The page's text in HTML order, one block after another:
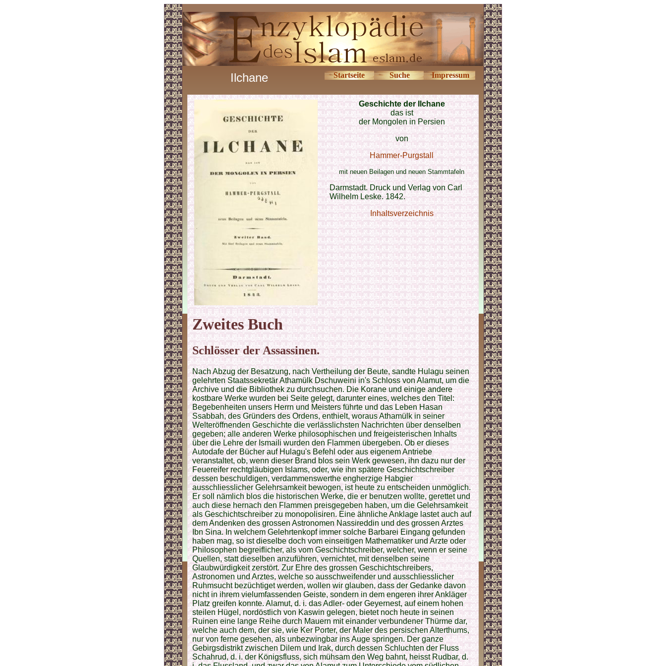
Ilchane Startseite Suche Impressum
Geschichte der Ilchane
das ist
der Mongolen in Persien
von
Hammer-Purgstall
mit neuen Beilagen und neuen Stammtafeln
Darmstadt. Druck und Verlag von Carl
Wilhelm Leske. 1842.
Inhaltsverzeichnis
ZweitesBuch
Schlösser der Assassinen.
Nach Abzug der Besatzung, nach Vertheilung der Beute, sandte Hulagu seinen
gelehrten Staatssekretär Athamülk Dschuweini in's Schloss von Alamut, um die
Archive und die Bibliothek zu durchsuchen. Die Korane und einige andere
kostbare Werke wurden bei Seite gelegt, darunter eines, welches den Titel:
Begebenheiten unsers Herrn und Meisters führte und das Leben Hasan
Ssabbah, des Gründers des Ordens, enthielt, woraus Athamülk in seiner
Welteröffnenden Geschichte die verlässlichsten Nachrichten über denselben
gegeben; alle anderen Werke philosophischen und freigeisterischen Inhalts
über die Lehre der Ismaili wurden den Flammen übergeben. Ob er dieses
Autodafe der Bücher auf Hulagu's Befehl oder aus eigenem Antriebe
veranstaltet, ob, wenn dieser Brand blos sein Werk gewesen, ihn dazu nur der
Feuereifer rechtgläubigen Islams, oder, wie ihn spätere Geschichtschreiber
dessen beschuldigen, verdammenswerthe engherzige Habgier
ausschliesslicher Gelehrsamkeit bewogen, ist heute zu entscheiden unmöglich.
Er soll nämlich blos die historischen Werke, die er benutzen wollte, gerettet und
auch diese hernach den Flammen preisgegeben haben, um die Gelehrsamkeit
als Geschichtschreiber zu monopolisiren. Eine ähnliche Anklage lastet auch auf
dem Andenken des grossen Astronomen Nassireddin und des grossen Arztes
Ibn Sina. In welchem Gelehrtenkopf immer solche Barbarei Eingang gefunden
haben mag, so ist dieselbe doch vom einseitigen Mathematiker und Arzte oder
Philosophen begreiflicher, als vom Geschichtschreiber, welcher, wenn er seine
Quellen, statt dieselben anzuführen, vernichtet, mit denselben seine
Glaubwürdigkeit zerstört. Zur Ehre des grossen Geschichtschreibers,
Astronomen und Arztes, welche so ausschweifender und ausschliesslicher
Ruhmsucht bezüchtiget werden, wollen wir glauben, dass der Gedanke davon
nicht in ihrem vielumfassenden Geiste, sondern in dem engeren ihrer Ankläger
Platz greifen konnte. Alamut, d. i. das Adler- oder Geyernest, auf einem hohen
steilen Hügel, nordöstlich von Kaswin gelegen, bietet noch heute in seinen
Ruinen eine lange Reihe durch Mauern mit einander verbundener Thürme dar,
welche auch dem, der sie, wie Ker Porter, der Maler des persischen Alterthums,
nur von ferne gesehen, als unbezwingbar ins Auge springen. Der ganze
Gebirgsdistrikt zwischen Dilem und Irak, durch dessen Schluchten der Fluss
Schahrud, d. i. der Königsfluss, sich mühsam den Weg bahnt, heisst Rudbar, d.